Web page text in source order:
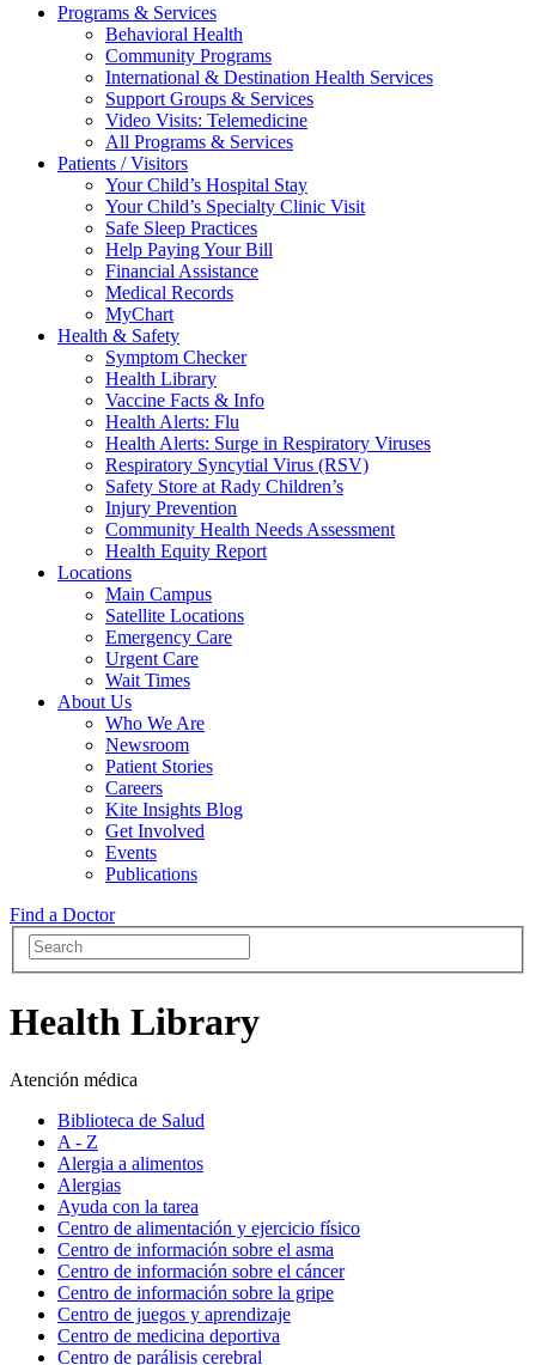
Programs & Services
Behavioral Health
Community Programs
International & Destination Health Services
Support Groups & Services
Video Visits: Telemedicine
All Programs & Services
Patients / Visitors
Your Child’s Hospital Stay
Your Child’s Specialty Clinic Visit
Safe Sleep Practices
Help Paying Your Bill
Financial Assistance
Medical Records
MyChart
Health & Safety
Symptom Checker
Health Library
Vaccine Facts & Info
Health Alerts: Flu
Health Alerts: Surge in Respiratory Viruses
Respiratory Syncytial Virus (RSV)
Safety Store at Rady Children’s
Injury Prevention
Community Health Needs Assessment
Health Equity Report
Locations
Main Campus
Satellite Locations
Emergency Care
Urgent Care
Wait Times
About Us
Who We Are
Newsroom
Patient Stories
Careers
Kite Insights Blog
Get Involved
Events
Publications
Find a Doctor
Health Library
Atención médica
Biblioteca de Salud
A - Z
Alergia a alimentos
Alergias
Ayuda con la tarea
Centro de alimentación y ejercicio físico
Centro de información sobre el asma
Centro de información sobre el cáncer
Centro de información sobre la gripe
Centro de juegos y aprendizaje
Centro de medicina deportiva
Centro de parálisis cerebral